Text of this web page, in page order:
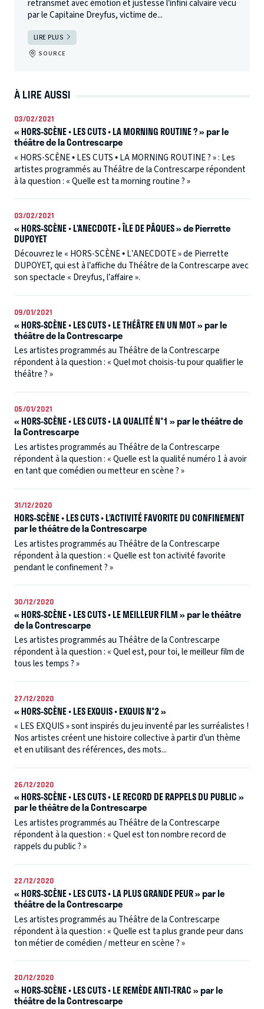
retransmet avec émotion et justesse l’infini calvaire vécu
par le Capitaine Dreyfus, victime de...
LIRE PLUS
SOURCE
À LIRE AUSSI
03/02/2021
« HORS-SCÈNE • LES CUTS • LA MORNING ROUTINE ? » par le
théâtre de la Contrescarpe
« HORS-SCÈNE • LES CUTS • LA MORNING ROUTINE ? » : Les
artistes programmés au Théâtre de la Contrescarpe répondent
à la question : « Quelle est ta morning routine ? »
03/02/2021
« HORS-SCÈNE • L’ANECDOTE • ÎLE DE PÂQUES » de Pierrette
DUPOYET
Découvrez le « HORS-SCÈNE • L’ANECDOTE » de Pierrette
DUPOYET, qui est à l’affiche du Théâtre de la Contrescarpe avec
son spectacle « Dreyfus, l’affaire ».
09/01/2021
« HORS-SCÈNE • LES CUTS • LE THÉÂTRE EN UN MOT » par le
théâtre de la Contrescarpe
Les artistes programmés au Théâtre de la Contrescarpe
répondent à la question : « Quel mot choisis-tu pour qualifier le
théâtre ? »
05/01/2021
« HORS-SCÈNE • LES CUTS • LA QUALITÉ N°1 » par le théâtre de
la Contrescarpe
Les artistes programmés au Théâtre de la Contrescarpe
répondent à la question : « Quelle est la qualité numéro 1 à avoir
en tant que comédien ou metteur en scène ? »
31/12/2020
HORS-SCÈNE • LES CUTS • L’ACTIVITÉ FAVORITE DU CONFINEMENT
par le théâtre de la Contrescarpe
Les artistes programmés au Théâtre de la Contrescarpe
répondent à la question : « Quelle est ton activité favorite
pendant le confinement ? »
30/12/2020
« HORS-SCÈNE • LES CUTS • LE MEILLEUR FILM » par le théâtre
de la Contrescarpe
Les artistes programmés au Théâtre de la Contrescarpe
répondent à la question : « Quel est, pour toi, le meilleur film de
tous les temps ? »
27/12/2020
« HORS-SCÈNE • LES EXQUIS • EXQUIS N°2 »
« LES EXQUIS » sont inspirés du jeu inventé par les surréalistes !
Nos artistes créent une histoire collective à partir d’un thème
et en utilisant des références, des mots...
26/12/2020
« HORS-SCÈNE • LES CUTS • LE RECORD DE RAPPELS DU PUBLIC »
par le théâtre de la Contrescarpe
Les artistes programmés au Théâtre de la Contrescarpe
répondent à la question : « Quel est ton nombre record de
rappels du public ? »
22/12/2020
« HORS-SCÈNE • LES CUTS • LA PLUS GRANDE PEUR » par le
théâtre de la Contrescarpe
Les artistes programmés au Théâtre de la Contrescarpe
répondent à la question : « Quelle est ta plus grande peur dans
ton métier de comédien / metteur en scène ? »
20/12/2020
« HORS-SCÈNE • LES CUTS • LE REMÈDE ANTI-TRAC » par le
théâtre de la Contrescarpe